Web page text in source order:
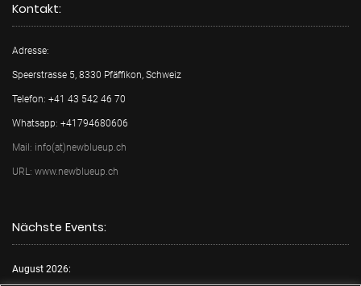
Kontakt:
Adresse:
Speerstrasse 5, 8330 Pfäffikon, Schweiz
Telefon: +41 43 542 46 70
Whatsapp: +41794680606
Mail: info(at)newblueup.ch
URL: www.newblueup.ch
Nächste Events:
August 2026: